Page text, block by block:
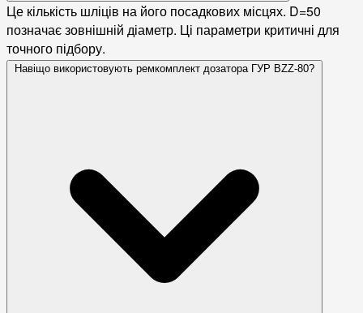
Це кількість шліців на його посадкових місцях. D=50
позначає зовнішній діаметр. Ці параметри критичні для
точного підбору.
Навіщо використовують ремкомплект дозатора ГУР BZZ-80?